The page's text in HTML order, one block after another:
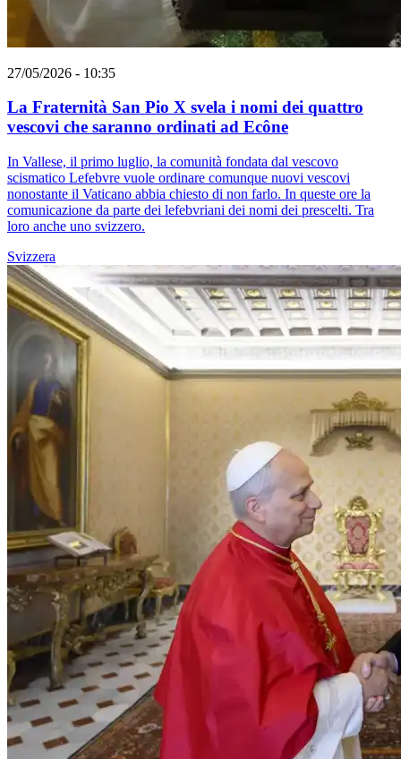
27/05/2026 - 10:35
La Fraternità San Pio X svela i nomi dei quattro
vescovi che saranno ordinati ad Ecône
In Vallese, il primo luglio, la comunità fondata dal vescovo
scismatico Lefebvre vuole ordinare comunque nuovi vescovi
nonostante il Vaticano abbia chiesto di non farlo. In queste ore la
comunicazione da parte dei lefebvriani dei nomi dei prescelti. Tra
loro anche uno svizzero.
Svizzera